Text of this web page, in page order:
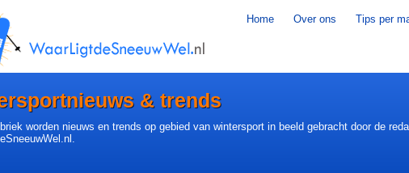
Home Over ons Tips per
& trends
worden nieuws en trends op gebied van wintersport in beeld gebracht door de